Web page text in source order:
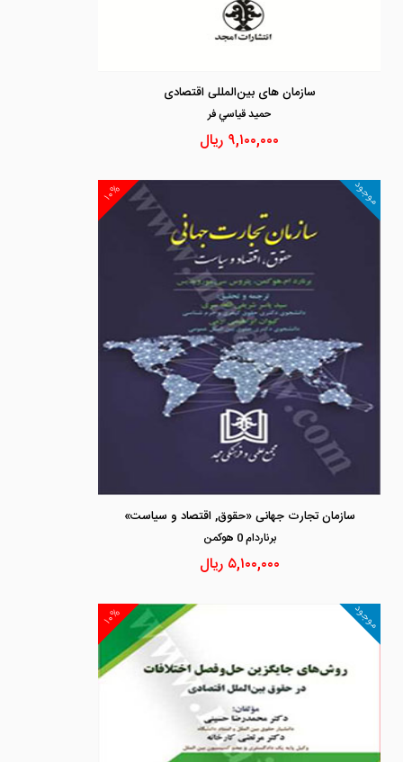
سازمان های بین‌المللی اقتصادی
حميد قياسي فر
۹,۱۰۰,۰۰۰ ریال
۱۰% موجود
سازمان تجارت جهانی «حقوق, اقتصاد و سیاست»
برناردام 0 هوكمن
۵,۱۰۰,۰۰۰ ریال
۱۰% موجود